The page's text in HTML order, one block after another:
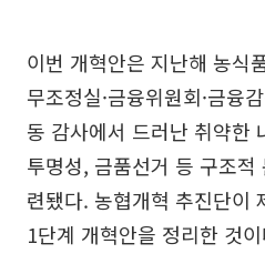
이번 개혁안은 지난해 농식
무조정실·금융위원회·금융
동 감사에서 드러난 취약한
투명성, 금품선거 등 구조
련됐다. 농협개혁 추진단이
1단계 개혁안을 정리한 것